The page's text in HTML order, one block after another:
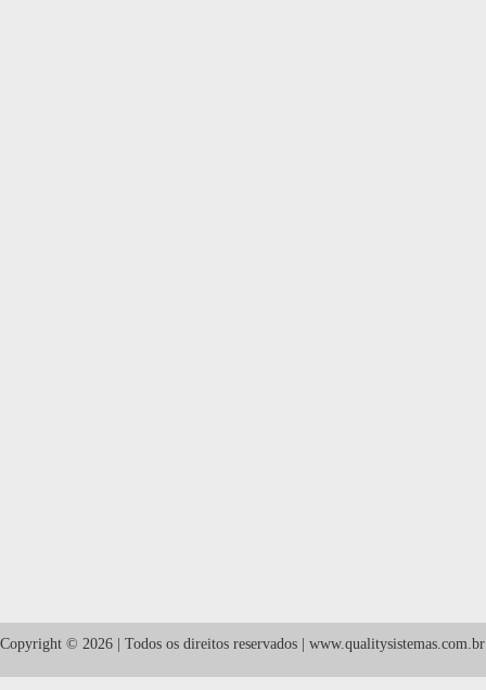
Copyright © 2026 | Todos os direitos reservados | www.qualitysistemas.com.br